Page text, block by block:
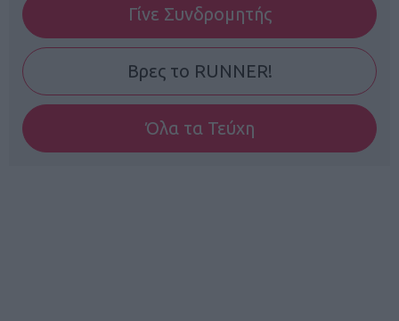
Γίνε Συνδρομητής
Βρες το RUNNER!
Όλα τα Τεύχη